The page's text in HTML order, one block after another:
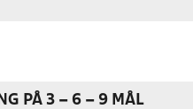
PÅ 3 – 6 – 9 MÅL